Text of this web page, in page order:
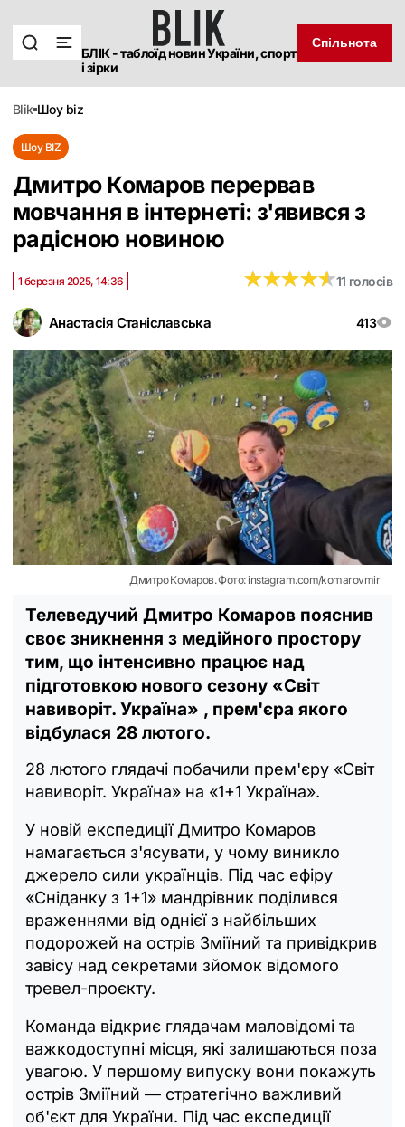
БЛІК - таблоїд новин України, спорт
і зірки
Спільнота
blik шоу biz
Шоу BIZ
Дмитро Комаров перервав
мовчання в інтернеті: з'явився з
радісною новиною
Анастасія Станіславська 413
1 березня 2025, 14:36 ★★★★★
★★★★★11 голосів
Дмитро Комаров. Фото: instagram.com/komarovmir
Телеведучий Дмитро Комаров пояснив
своє зникнення з медійного простору
тим, що інтенсивно працює над
підготовкою нового сезону «Світ
навиворіт. Україна» , прем'єра якого
відбулася 28 лютого.
28 лютого глядачі побачили прем'єру «Світ
навиворіт. Україна» на «1+1 Україна».
У новій експедиції Дмитро Комаров
намагається з'ясувати, у чому виникло
джерело сили українців. Під час ефіру
«Сніданку з 1+1» мандрівник поділився
враженнями від однієї з найбільших
подорожей на острів Зміїний та привідкрив
завісу над секретами зйомок відомого
тревел-проєкту.
Команда відкриє глядачам маловідомі та
важкодоступні місця, які залишаються поза
увагою. У першому випуску вони покажуть
острів Зміїний — стратегічно важливий
об'єкт для України. Під час експедиції